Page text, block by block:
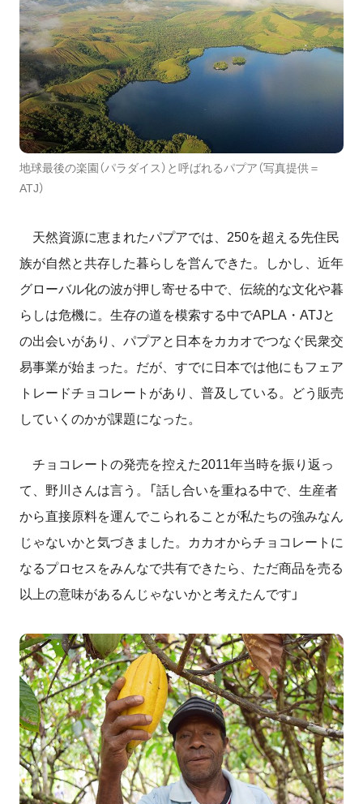
地球最後の楽園（パラダイス）と呼ばれるパプア（写真提供＝
ATJ）
天然資源に恵まれたパプアでは、250を超える先住民
族が自然と共存した暮らしを営んできた。しかし、近年
グローバル化の波が押し寄せる中で、伝統的な文化や暮
らしは危機に。生存の道を模索する中でAPLA・ATJと
の出会いがあり、パプアと日本をカカオでつなぐ民衆交
易事業が始まった。だが、すでに日本では他にもフェア
トレードチョコレートがあり、普及している。どう販売
していくのかが課題になった。
チョコレートの発売を控えた2011年当時を振り返っ
て、野川さんは言う。「話し合いを重ねる中で、生産者
から直接原料を運んでこられることが私たちの強みなん
じゃないかと気づきました。カカオからチョコレートに
なるプロセスをみんなで共有できたら、ただ商品を売る
以上の意味があるんじゃないかと考えたんです」